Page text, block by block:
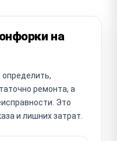
на
ремонта, а
Это
и лишних затрат.